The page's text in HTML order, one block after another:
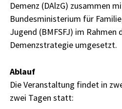
Demenz (DAlzG) zusammen
Bundesministerium für
Jugend (BMFSFJ) im Rahmen
Demenzstrategie umgesetzt.
Ablauf
Die Veranstaltung findet in
zwei Tagen statt: